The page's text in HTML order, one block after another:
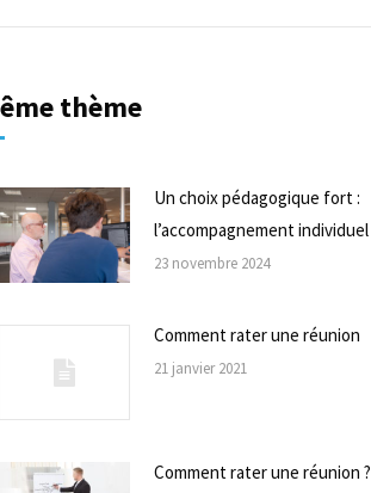
thème
Un choix pédagogique fort :
l’accompagnement individuel
23 novembre 2024
Comment rater une réunion
21 janvier 2021
Comment rater une réunion ?